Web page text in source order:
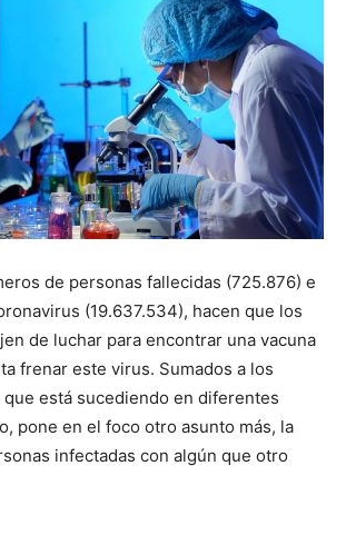
de personas fallecidas (725.876) e
(19.637.534), hacen que los
de luchar para encontrar una vacuna
frenar este virus. Sumados a los
está sucediendo en diferentes
pone en el foco otro asunto más, la
infectadas con algún que otro